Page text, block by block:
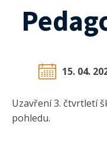
15. 04.
Uzavření 3. čtvrtletí
pohledu.